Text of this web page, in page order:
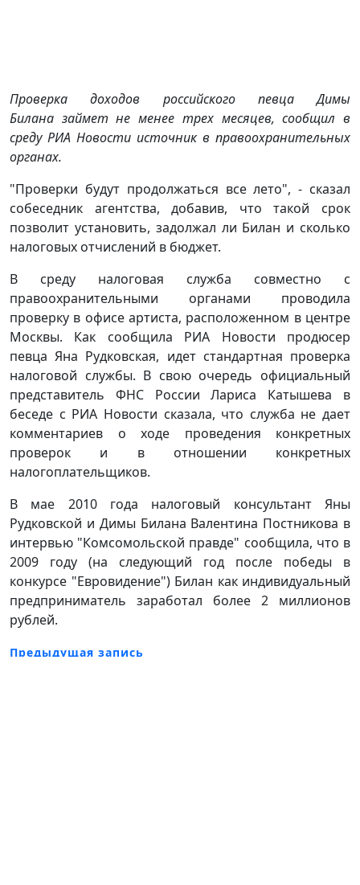
Проверка доходов российского певцаДимы
Билана займет не менее трех месяцев, сообщил в
среду РИА Новости источник в правоохранительных
органах.
"Проверки будут продолжаться все лето", - сказал
собеседник агентства, добавив, что такой срок
позволит установить, задолжал ли Билан и сколько
налоговых отчислений в бюджет.
В среду налоговая служба совместно с
правоохранительными органами проводила
проверку в офисе артиста, расположенном в центре
Москвы. Как сообщила РИА Новости продюсер
певца Яна Рудковская, идет стандартная проверка
налоговой службы. В свою очередь официальный
представитель ФНС России Лариса Катышева в
беседе с РИА Новости сказала, что служба не дает
комментариев о ходе проведения конкретных
проверок и в отношении конкретных
налогоплательщиков.
В мае 2010 года налоговый консультант Яны
Рудковской и Димы Билана Валентина Постникова в
интервью "Комсомольской правде" сообщила, что в
2009 году (на следующий год после победы в
конкурсе "Евровидение") Билан как индивидуальный
предприниматель заработал более 2 миллионов
рублей.
Предыдущая запись